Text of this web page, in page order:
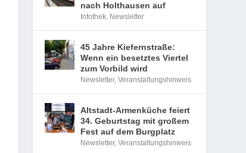
nach Holthausen auf
Infothek, Newsletter
45 Jahre Kiefernstraße:
Wenn ein besetztes Viertel
zum Vorbild wird
Newsletter,Veranstaltungshinweis
Altstadt-Armenküche feiert
34. Geburtstag mit großem
Fest auf dem Burgplatz
Newsletter,Veranstaltungshinweis